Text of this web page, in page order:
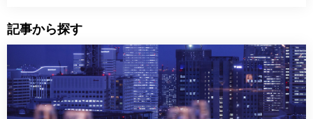
記事から探す